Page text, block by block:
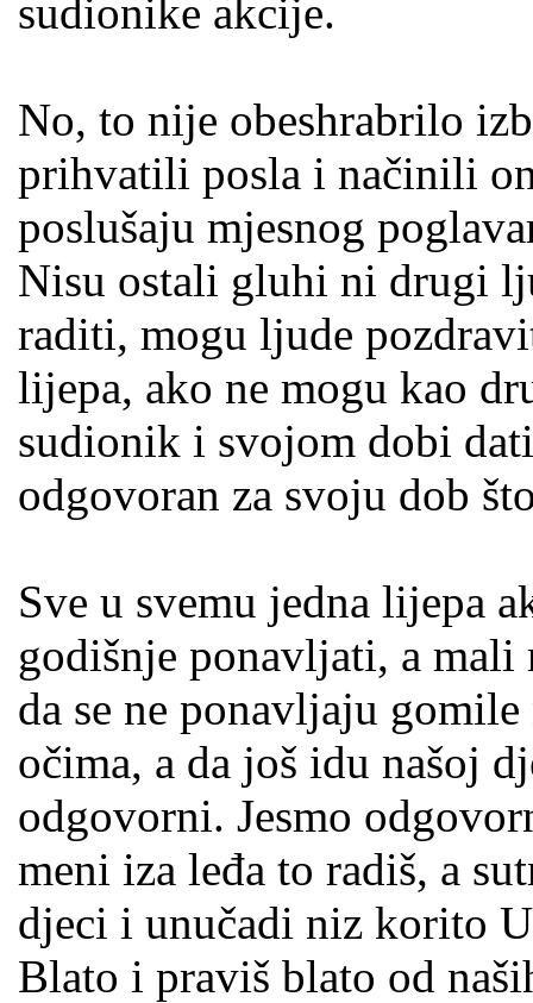
sudionike akcije.
No, to nije obeshrabrilo
prihvatili posla i načinili
poslušaju mjesnog
Nisu ostali gluhi ni drugi
raditi, mogu ljude
lijepa, ako ne mogu kao
sudionik i svojom dobi
odgovoran za svoju dob
Sve u svemu jedna lijepa
godišnje ponavljati, a
da se ne ponavljaju
očima, a da još idu našoj
odgovorni. Jesmo
meni iza leđa to radiš, a
djeci i unučadi niz korito
Blato i praviš blato od